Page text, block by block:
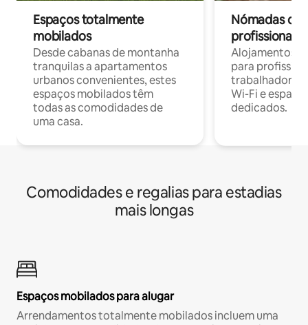
Espaços totalmente
mobilados
Desde cabanas de montanha
tranquilas a apartamentos
urbanos convenientes, estes
espaços mobilados têm
todas as comodidades de
uma casa.
Nómadas
profissionais
Alojamentos
para
trabalhadores
Wi-Fi e
dedicados.
Comodidades e regalias para estadias
mais longas
Espaços mobilados para alugar
Arrendamentos totalmente mobilados incluem uma